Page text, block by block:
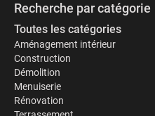
Recherche par catégorie
Toutes les catégories
Aménagement intérieur
Construction
Démolition
Menuiserie
Rénovation